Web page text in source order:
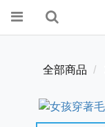
全部商品